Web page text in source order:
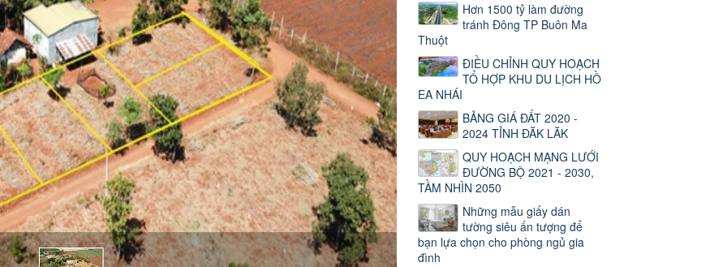
Hơn 1500 tỷ làm đường
tránh Đông TP Buôn Ma
Thuột
ĐIỀU CHỈNH QUY HOẠCH
TỔ HỢP KHU DU LỊCH HỒ
EA NHÁI
BẢNG GIÁ ĐẤT 2020 -
2024 TỈNH ĐĂK LĂK
QUY HOẠCH MẠNG LƯỚI
ĐƯỜNG BỘ 2021 - 2030,
TẦM NHÌN 2050
Những mẫu giấy dán
tường siêu ấn tượng để
bạn lựa chọn cho phòng ngủ gia
đình